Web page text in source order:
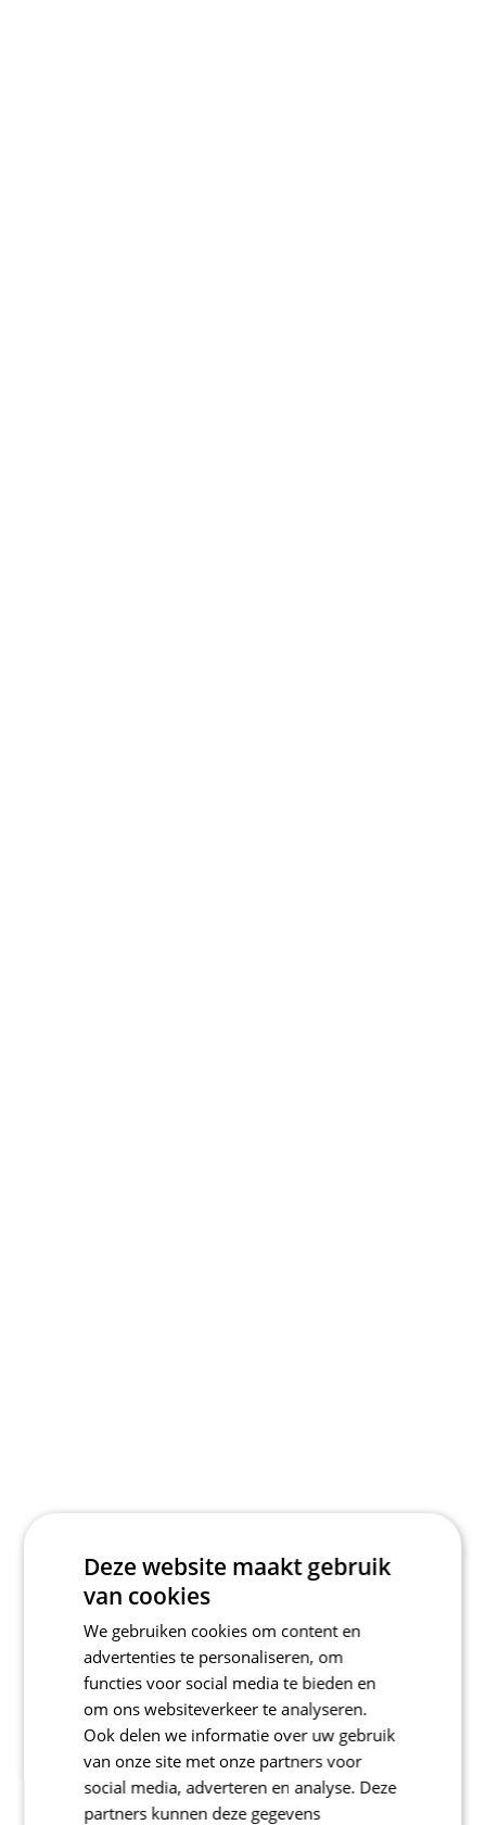
Deze website maakt gebruik
van cookies
We gebruiken cookies om content en
advertenties te personaliseren, om
functies voor social media te bieden en
om ons websiteverkeer te analyseren.
Ook delen we informatie over uw gebruik
van onze site met onze partners voor
social media, adverteren en analyse. Deze
partners kunnen deze gegevens